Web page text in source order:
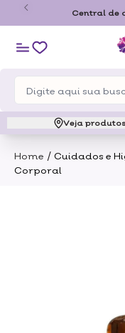
de São
Veja
Home / Cuidados e
Corporal